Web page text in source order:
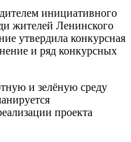
инициативного
жителей Ленинского
утвердила конкурсная
и ряд конкурсных
и зелёную среду
проекта